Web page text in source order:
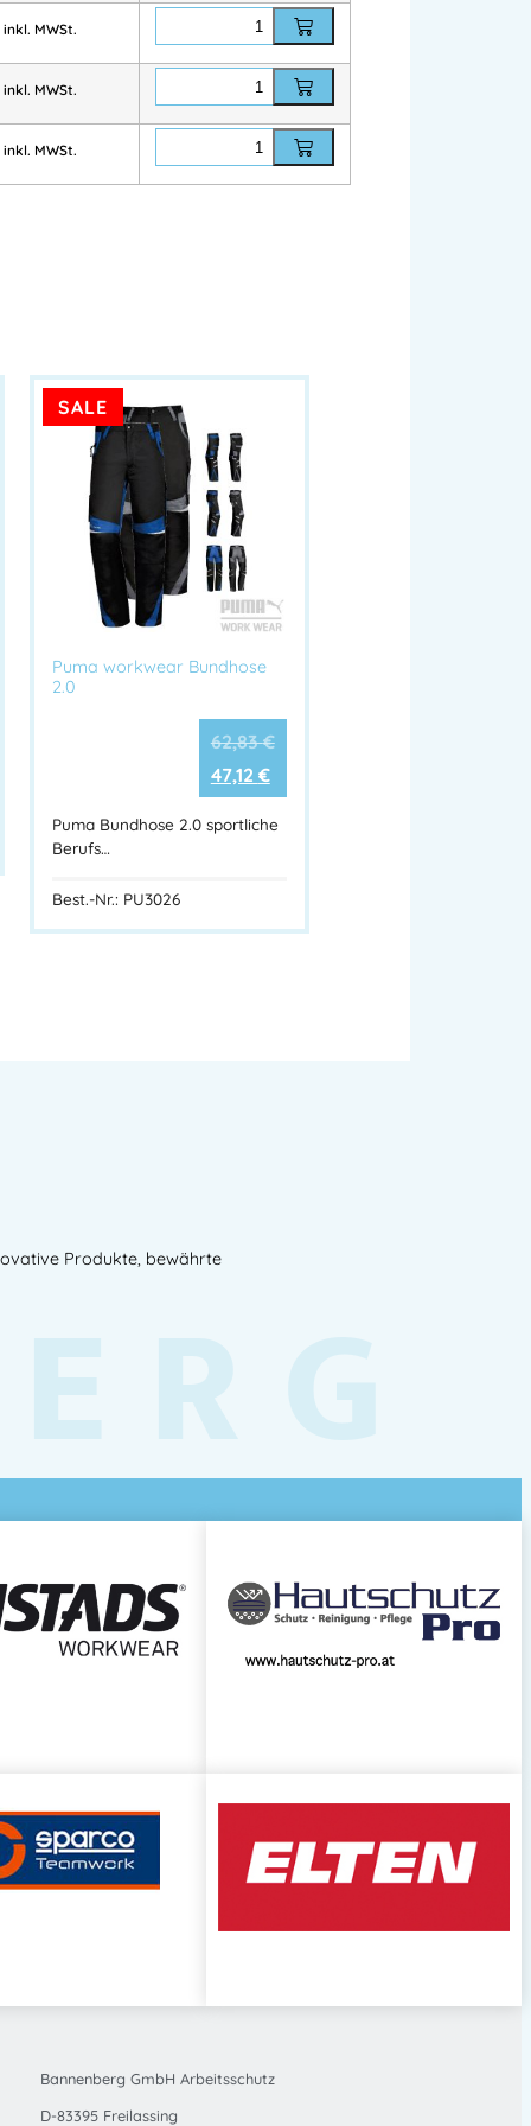
inkl. MWSt.
inkl. MWSt.
inkl. MWSt.
SALE
Puma workwear Bundhose
2.0
62,83€
47,12 €
Puma Bundhose 2.0 sportliche
Berufs…
Best.-Nr.: PU3026
Produkte, bewährte
Bannenberg GmbH Arbeitsschutz
D-83395 Freilassing